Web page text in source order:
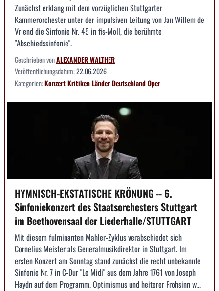
Zunächst erklang mit dem vorzüglichen Stuttgarter
Kammerorchester unter der impulsiven Leitung von Jan Willem de
Vriend die Sinfonie Nr. 45 in fis-Moll, die berühmte
"Abschiedssinfonie".
Geschrieben vonALEXANDER WALTHER
Veröffentlichungsdatum:22.06.2026
Kategorien:KonzertKritikenLänderDeutschlandOper
HYMNISCH-EKSTATISCHE KRÖNUNG -- 6.
Sinfoniekonzert des Staatsorchesters Stuttgart
im Beethovensaal der Liederhalle/STUTTGART
Mit diesem fulminanten Mahler-Zyklus verabschiedet sich
Cornelius Meister als Generalmusikdirektor in Stuttgart. Im
ersten Konzert am Sonntag stand zunächst die recht unbekannte
Sinfonie Nr. 7 in C-Dur "Le Midi" aus dem Jahre 1761 von Joseph
Haydn auf dem Programm. Optimismus und heiterer Frohsinn w...